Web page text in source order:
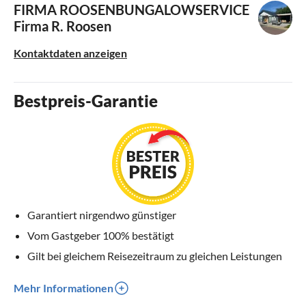
FIRMA ROOSENBUNGALOWSERVICE
Firma R. Roosen
Kontaktdaten anzeigen
Bestpreis-Garantie
Garantiert nirgendwo günstiger
Vom Gastgeber 100% bestätigt
Gilt bei gleichem Reisezeitraum zu gleichen Leistungen
Mehr Informationen